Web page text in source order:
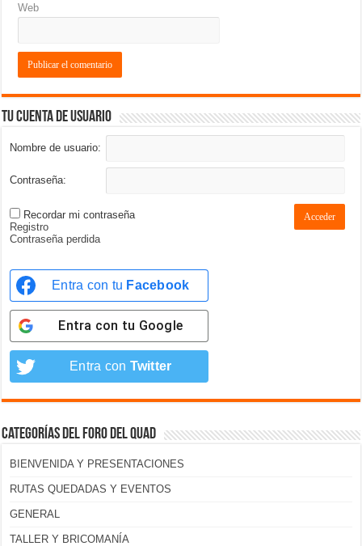
Web
Tu cuenta de usuario
Nombre de usuario:
Contraseña:
Recordar mi contraseña Acceder
Registro
Contraseña perdida
Entra con tu Facebook
Entra con tu Google
Entra con Twitter
Categorías del foro del Quad
BIENVENIDA Y PRESENTACIONES
RUTAS QUEDADAS Y EVENTOS
GENERAL
TALLER Y BRICOMANÍA